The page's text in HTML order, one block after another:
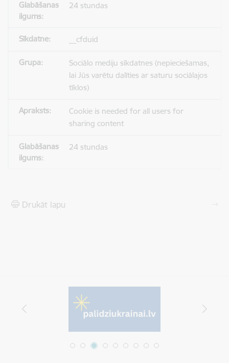
24 stundas
__cfduid
Sociālo mediju sīkdatnes (nepieciešamas,
lai Jūs varētu dalīties ar saturu sociālajos
tīklos)
Cookie is needed for all users for
sharing content
24 stundas
Drukāt lapu